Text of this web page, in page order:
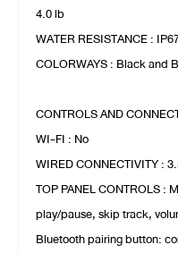
4.0 lb
WATER RESISTANCE :
COLORWAYS : Black and
CONTROLS AND
WI-FI : No
WIRED CONNECTIVITY :
TOP PANEL CONTROLS :
play/pause, skip track,
Bluetooth pairing button: